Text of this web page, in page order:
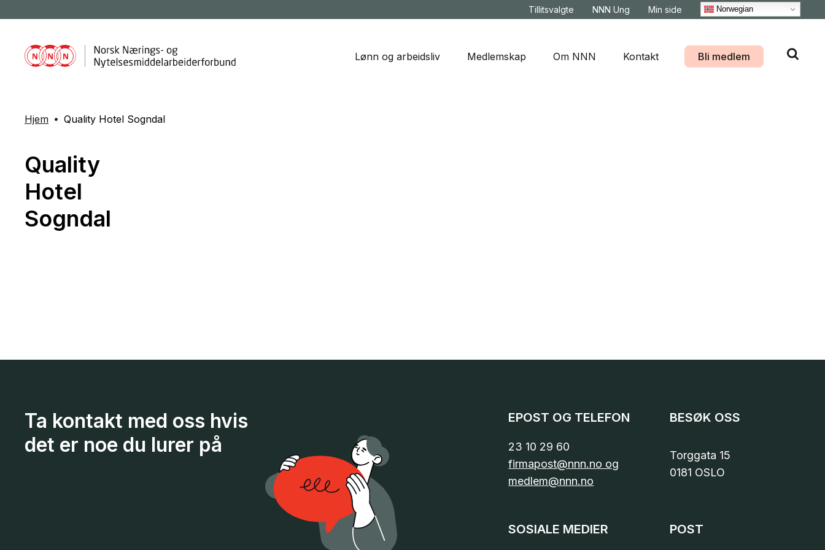
Tillitsvalgte NNN Ung Min side Norwegian
Lønn og arbeidsliv Medlemskap Om NNN Kontakt Bli medlem
Hjem Quality Hotel Sogndal
Quality
Hotel
Sogndal
Ta kontakt med oss hvis
det er noe du lurer på
EPOST OG TELEFON
23 10 29 60
firmapost@nnn.no og
medlem@nnn.no
SOSIALE MEDIER
BESØK OSS
Torggata 15
0181 OSLO
POST